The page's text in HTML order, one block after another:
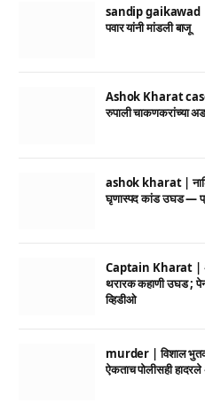
sandip gaikawad |
पवार यांनी मांडली बाजू
Ashok Kharat case
रुपाली चाकणकरांच्या
ashok kharat |
घृणास्पद कांड उघड —
Captain Kharat |
थरारक कहाणी उघड ;
व्हिडीओ
murder | विशाल
ऐकताच पोलीसही